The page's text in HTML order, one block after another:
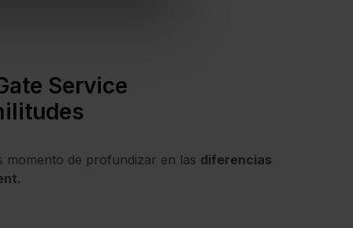
Service
momento de profundizar en las diferencias